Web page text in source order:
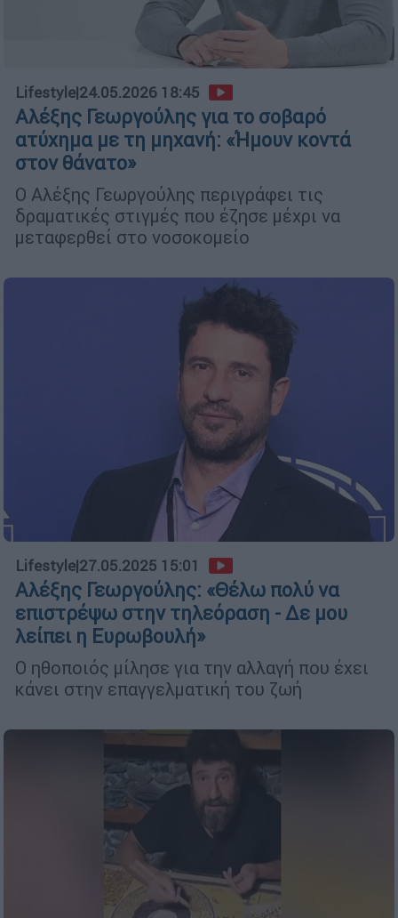
Lifestyle|24.05.2026 18:45
Αλέξης Γεωργούλης για το σοβαρό
ατύχημα με τη μηχανή: «Ήμουν κοντά
στον θάνατο»
Ο Αλέξης Γεωργούλης περιγράφει τις
δραματικές στιγμές που έζησε μέχρι να
μεταφερθεί στο νοσοκομείο
Lifestyle|27.05.2025 15:01
Αλέξης Γεωργούλης: «Θέλω πολύ να
επιστρέψω στην τηλεόραση - Δε μου
λείπει η Ευρωβουλή»
Ο ηθοποιός μίλησε για την αλλαγή που έχει
κάνει στην επαγγελματική του ζωή